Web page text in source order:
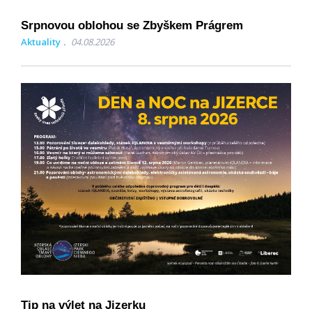
Srpnovou oblohou se Zbyškem Prágrem
Aktuality 04.08.2026
Tip na výlet na Jizerku